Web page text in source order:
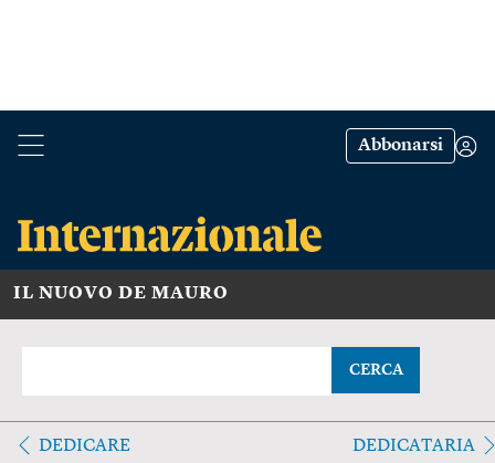
Abbonarsi
IL NUOVO DE MAURO
CERCA
DEDICARE DEDICATARIA